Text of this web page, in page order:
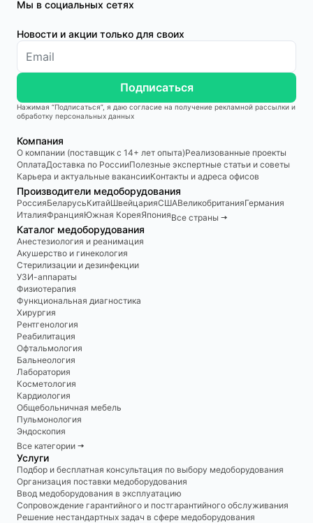
Мы в социальных сетях
Новости и акции только для своих
Подписаться
Нажимая “Подписаться”, я даю согласие на получение рекламной рассылки и
обработку персональных данных
Компания
О компании (поставщик с 14+ лет опыта)Реализованные проекты
ОплатаДоставка по РоссииПолезные экспертные статьи и советы
Карьера и актуальные вакансииКонтакты и адреса офисов
Производители медоборудования
РоссияБеларусьКитайШвейцарияСШАВеликобританияГермания
ИталияФранцияЮжная КореяЯпонияВсе страны 🠆
Каталог медоборудования
Анестезиология и реанимация
Акушерство и гинекология
Стерилизации и дезинфекции
УЗИ-аппараты
Физиотерапия
Функциональная диагностика
Хирургия
Рентгенология
Реабилитация
Офтальмология
Бальнеология
Лаборатория
Косметология
Кардиология
Общебольничная мебель
Пульмонология
Эндоскопия
Все категории 🠆
Услуги
Подбор и бесплатная консультация по выбору медоборудования
Организация поставки медоборудования
Ввод медоборудования в эксплуатацию
Сопровождение гарантийного и постгарантийного обслуживания
Решение нестандартных задач в сфере медоборудования